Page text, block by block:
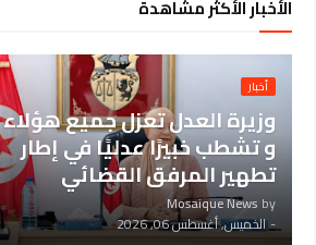
الأخبار الأكثر مشاهدة
أخبار
وزيرة العدل تعزل جميع هؤلاء
و تشطب خبيرًا عدليًا في إطار
تطهير المرفق القضائي
by
Mosaique News
-الخميس, أغسطس 06, 2026